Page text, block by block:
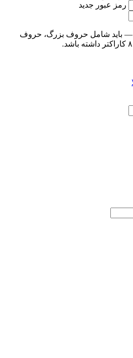
رمز عبور جدید
— باید شامل حروف بزرگ، حروف